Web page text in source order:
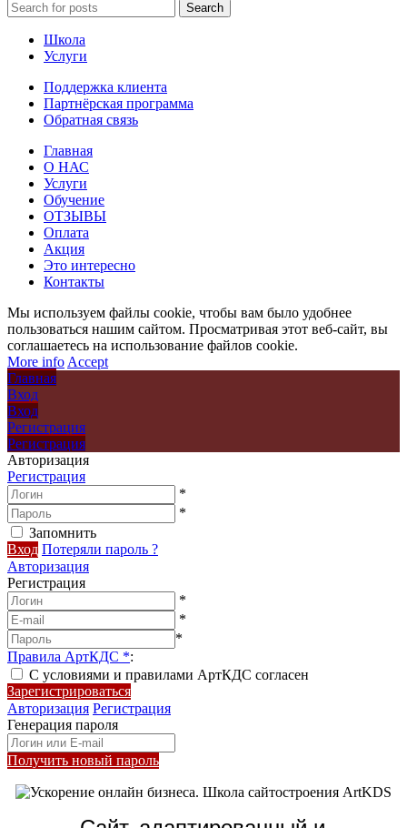
Search
Школа
Услуги
Поддержка клиента
Партнёрская программа
Обратная связь
Главная
О НАС
Услуги
Обучение
ОТЗЫВЫ
Оплата
Акция
Это интересно
Контакты
Мы используем файлы cookie, чтобы вам было удобнее
пользоваться нашим сайтом. Просматривая этот веб-сайт, вы
соглашаетесь на использование файлов cookie.
More info Accept
Главная
Вход
Вход
Регистрация
Регистрация
Авторизация
Регистрация
*
*
Запомнить
Вход Потеряли пароль ?
Авторизация
Регистрация
*
*
*
Правила АртКДС *:
С условиями и правилами АртКДС согласен
Зарегистрироваться
Авторизация Регистрация
Генерация пароля
Получить новый пароль